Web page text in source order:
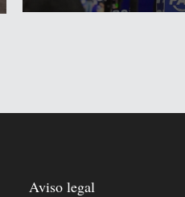
Aviso legal